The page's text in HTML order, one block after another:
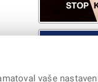
vaše